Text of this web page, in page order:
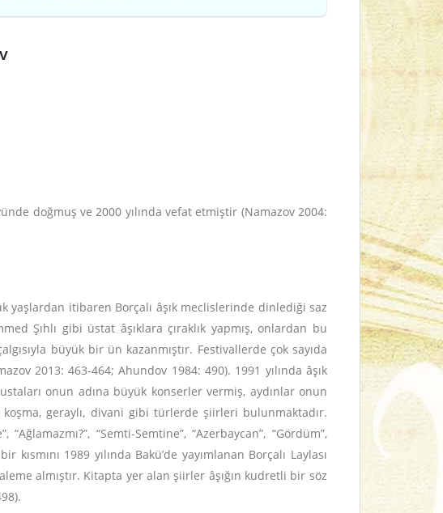
doğmuş ve 2000 yılında vefat etmiştir (Namazov 2004:
yaşlardan itibaren Borçalı âşık meclislerinde dinlediği saz
Şıhlı gibi üstat âşıklara çıraklık yapmış, onlardan bu
büyük bir ün kazanmıştır. Festivallerde çok sayıda
2013: 463-464; Ahundov 1984: 490). 1991 yılında âşık
onun adına büyük konserler vermiş, aydınlar onun
koşma, geraylı, divani gibi türlerde şiirleri bulunmaktadır.
“Ağlamazmı?”, “Semti-Semtine”, “Azerbaycan”, “Gördüm”,
kısmını 1989 yılında Bakü’de yayımlanan Borçalı Laylası
almıştır. Kitapta yer alan şiirler âşığın kudretli bir söz